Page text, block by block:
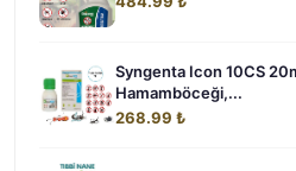
Syngenta Icon 10CS
Hamamböceği,...
268.99 ₺